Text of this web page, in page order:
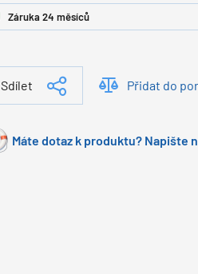
Záruka 24 měsíců
Sdílet Přidat do
Máte dotaz k produktu? Napište